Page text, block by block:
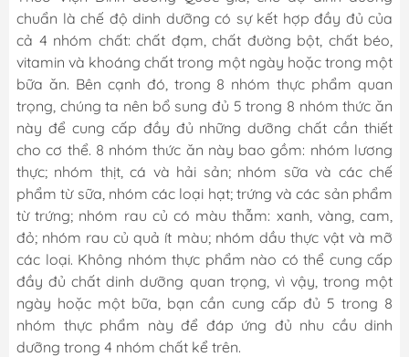
chuẩn là chế độ dinh dưỡng có sự kết hợp đầy đủ của
cả 4 nhóm chất: chất đạm, chất đường bột, chất béo,
vitamin và khoáng chất trong một ngày hoặc trong một
bữa ăn. Bên cạnh đó, trong 8 nhóm thực phẩm quan
trọng, chúng ta nên bổ sung đủ 5 trong 8 nhóm thức ăn
này để cung cấp đầy đủ những dưỡng chất cần thiết
cho cơ thể. 8 nhóm thức ăn này bao gồm: nhóm lương
thực; nhóm thịt, cá và hải sản; nhóm sữa và các chế
phẩm từ sữa, nhóm các loại hạt; trứng và các sản phẩm
từ trứng; nhóm rau củ có màu thẫm: xanh, vàng, cam,
đỏ; nhóm rau củ quả ít màu; nhóm dầu thực vật và mỡ
các loại. Không nhóm thực phẩm nào có thể cung cấp
đầy đủ chất dinh dưỡng quan trọng, vì vậy, trong một
ngày hoặc một bữa, bạn cần cung cấp đủ 5 trong 8
nhóm thực phẩm này để đáp ứng đủ nhu cầu dinh
dưỡng trong 4 nhóm chất kể trên.